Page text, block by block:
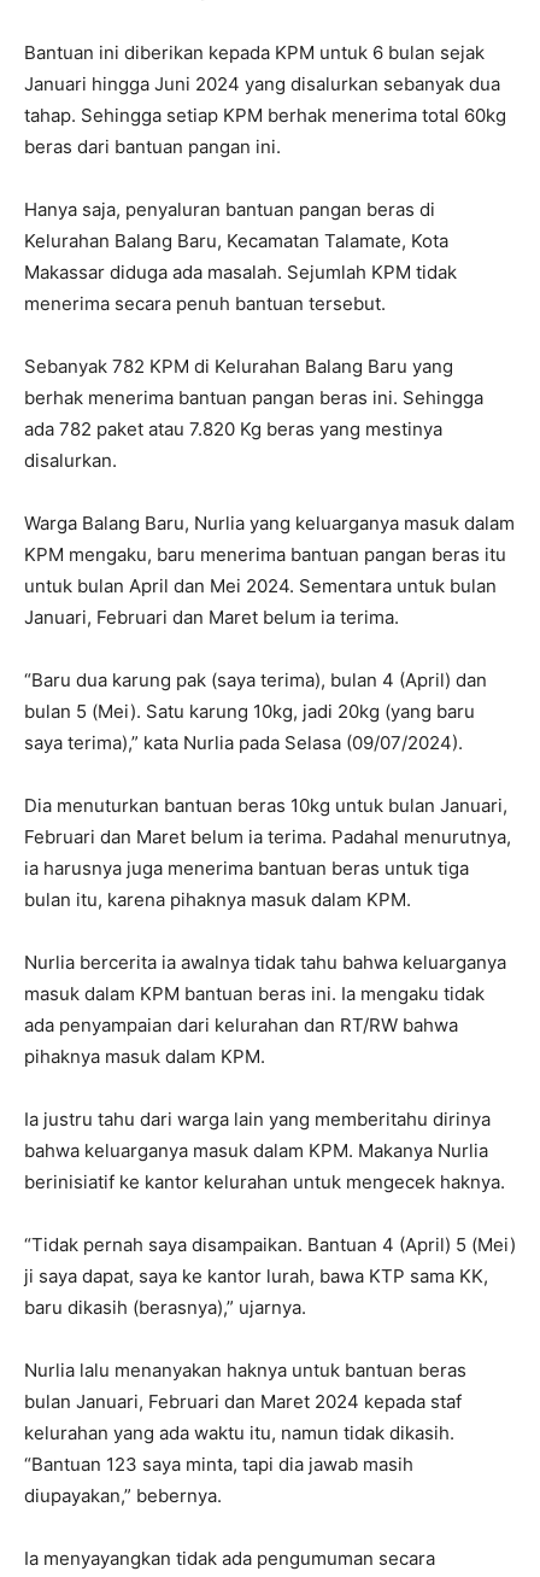
Bantuan ini diberikan kepada KPM untuk 6 bulan sejak
Januari hingga Juni 2024 yang disalurkan sebanyak dua
tahap. Sehingga setiap KPM berhak menerima total 60kg
beras dari bantuan pangan ini.
Hanya saja, penyaluran bantuan pangan beras di
Kelurahan Balang Baru, Kecamatan Talamate, Kota
Makassar diduga ada masalah. Sejumlah KPM tidak
menerima secara penuh bantuan tersebut.
Sebanyak 782 KPM di Kelurahan Balang Baru yang
berhak menerima bantuan pangan beras ini. Sehingga
ada 782 paket atau 7.820 Kg beras yang mestinya
disalurkan.
Warga Balang Baru, Nurlia yang keluarganya masuk dalam
KPM mengaku, baru menerima bantuan pangan beras itu
untuk bulan April dan Mei 2024. Sementara untuk bulan
Januari, Februari dan Maret belum ia terima.
“Baru dua karung pak (saya terima), bulan 4 (April) dan
bulan 5 (Mei). Satu karung 10kg, jadi 20kg (yang baru
saya terima),” kata Nurlia pada Selasa (09/07/2024).
Dia menuturkan bantuan beras 10kg untuk bulan Januari,
Februari dan Maret belum ia terima. Padahal menurutnya,
ia harusnya juga menerima bantuan beras untuk tiga
bulan itu, karena pihaknya masuk dalam KPM.
Nurlia bercerita ia awalnya tidak tahu bahwa keluarganya
masuk dalam KPM bantuan beras ini. Ia mengaku tidak
ada penyampaian dari kelurahan dan RT/RW bahwa
pihaknya masuk dalam KPM.
Ia justru tahu dari warga lain yang memberitahu dirinya
bahwa keluarganya masuk dalam KPM. Makanya Nurlia
berinisiatif ke kantor kelurahan untuk mengecek haknya.
“Tidak pernah saya disampaikan. Bantuan 4 (April) 5 (Mei)
ji saya dapat, saya ke kantor lurah, bawa KTP sama KK,
baru dikasih (berasnya),” ujarnya.
Nurlia lalu menanyakan haknya untuk bantuan beras
bulan Januari, Februari dan Maret 2024 kepada staf
kelurahan yang ada waktu itu, namun tidak dikasih.
“Bantuan 123 saya minta, tapi dia jawab masih
diupayakan,” bebernya.
Ia menyayangkan tidak ada pengumuman secara